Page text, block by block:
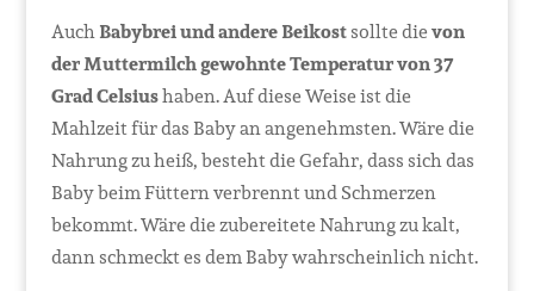
AuchBabybrei und andere Beikostsollte dievon
der Muttermilch gewohnte Temperatur von 37
Grad Celsiushaben. Auf diese Weise ist die
Mahlzeit für das Baby an angenehmsten. Wäre die
Nahrung zu heiß, besteht die Gefahr, dass sich das
Baby beim Füttern verbrennt und Schmerzen
bekommt. Wäre die zubereitete Nahrung zu kalt,
dann schmeckt es dem Baby wahrscheinlich nicht.